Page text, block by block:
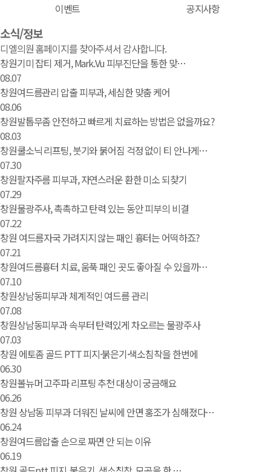
이벤트 공지사항
소식/정보 | 창원 피부과 디엘의원
소식/정보
디엘의원 홈페이지를 찾아주셔서 감사합니다.
창원기미 잡티 제거, Mark.Vu 피부진단을 통한 맞…
08.07
창원여드름관리 압출 피부과, 세심한 맞춤 케어
08.06
창원발톱무좀 안전하고 빠르게 치료하는 방법은 없을까요?
08.03
창원쿨소닉 리프팅, 붓기와 붉어짐 걱정 없이 티 안나게…
07.30
창원팔자주름 피부과, 자연스러운 환한 미소 되찾기
07.29
창원물광주사, 촉촉하고 탄력 있는 동안 피부의 비결
07.22
창원 여드름자국 가려지지 않는 패인 흉터는 어떡하죠?
07.21
창원여드름흉터 치료, 움푹 패인 곳도 좋아질 수 있을까…
07.10
창원상남동피부과 체계적인 여드름 관리
07.08
창원상남동피부과 속부터 탄력있게 차오르는 물광주사
07.03
창원 에토좀 골드 PTT 피지·붉은기·색소침착을 한번에
06.30
창원볼뉴머 고주파 리프팅 추천 대상이 궁금해요
06.26
창원 상남동 피부과 더워진 날씨에 안면 홍조가 심해졌다…
06.24
창원여드름압출 손으로 짜면 안 되는 이유
06.19